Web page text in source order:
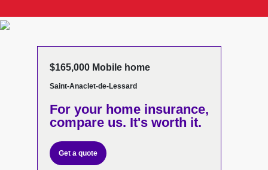
$165,000 Mobile home
Saint-Anaclet-de-Lessard
For your home insurance,
compare us. It's worth it.
Get a quote